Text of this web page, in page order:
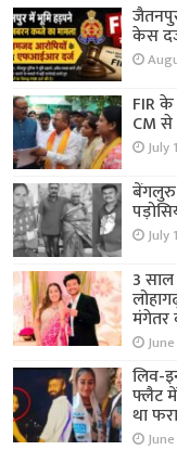
केस
FIR के
CM से
July
बेंगलुरु
July
3
मंगेतर
लिव-
फ्लैट
था